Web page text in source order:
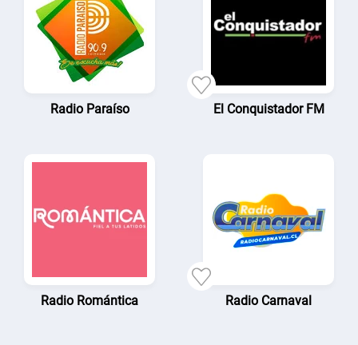
Radio Paraíso El Conquistador FM
Radio Romántica Radio Carnaval